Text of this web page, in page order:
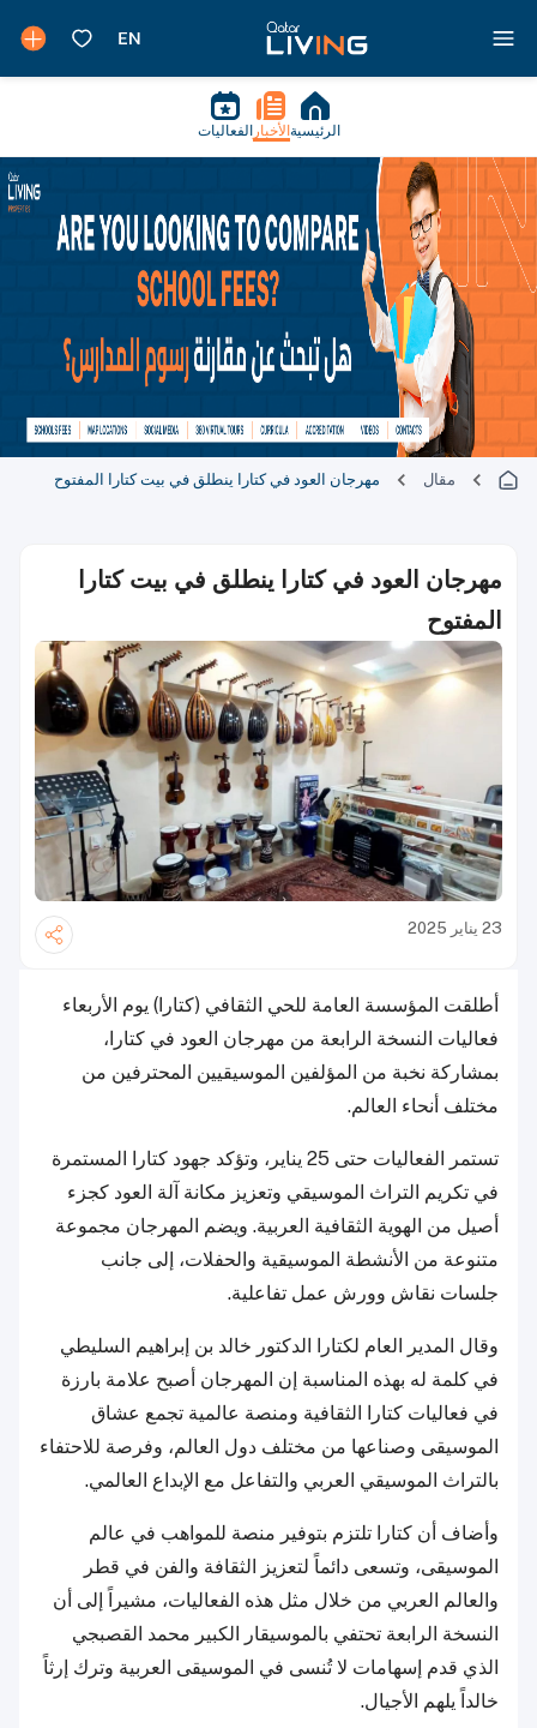
الرئيسية الأخبار الفعاليات
مقال مهرجان العود في كتارا ينطلق في بيت كتارا المفتوح
مهرجان العود في كتارا ينطلق في بيت كتارا
المفتوح
23 يناير 2025
أطلقت المؤسسة العامة للحي الثقافي (كتارا) يوم الأربعاء
فعاليات النسخة الرابعة من مهرجان العود في كتارا،
بمشاركة نخبة من المؤلفين الموسيقيين المحترفين من
مختلف أنحاء العالم.
تستمر الفعاليات حتى 25 يناير، وتؤكد جهود كتارا المستمرة
في تكريم التراث الموسيقي وتعزيز مكانة آلة العود كجزء
أصيل من الهوية الثقافية العربية. ويضم المهرجان مجموعة
متنوعة من الأنشطة الموسيقية والحفلات، إلى جانب
جلسات نقاش وورش عمل تفاعلية.
وقال المدير العام لكتارا الدكتور خالد بن إبراهيم السليطي
في كلمة له بهذه المناسبة إن المهرجان أصبح علامة بارزة
في فعاليات كتارا الثقافية ومنصة عالمية تجمع عشاق
الموسيقى وصناعها من مختلف دول العالم، وفرصة للاحتفاء
بالتراث الموسيقي العربي والتفاعل مع الإبداع العالمي.
وأضاف أن كتارا تلتزم بتوفير منصة للمواهب في عالم
الموسيقى، وتسعى دائماً لتعزيز الثقافة والفن في قطر
والعالم العربي من خلال مثل هذه الفعاليات، مشيراً إلى أن
النسخة الرابعة تحتفي بالموسيقار الكبير محمد القصبجي
الذي قدم إسهامات لا تُنسى في الموسيقى العربية وترك إرثاً
خالداً يلهم الأجيال.